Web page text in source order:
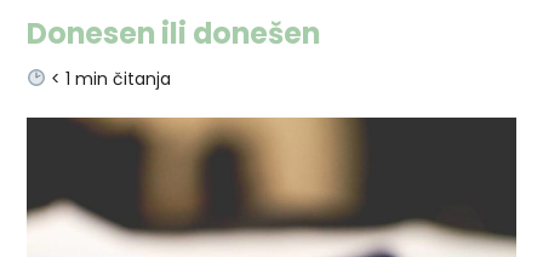
Donesen ili donešen
< 1 min čitanja